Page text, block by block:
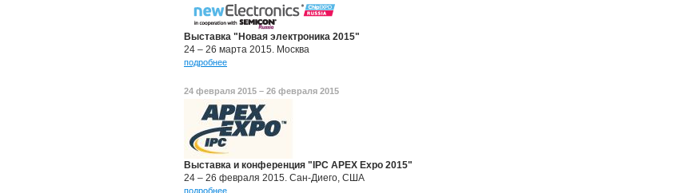
Выставка "Новая электроника 2015"
24 – 26 марта 2015. Москва
подробнее
24 февраля 2015 – 26 февраля 2015
Выставка и конференция "IPC APEX Expo 2015"
24 – 26 февраля 2015. Сан-Диего, США
подробнее